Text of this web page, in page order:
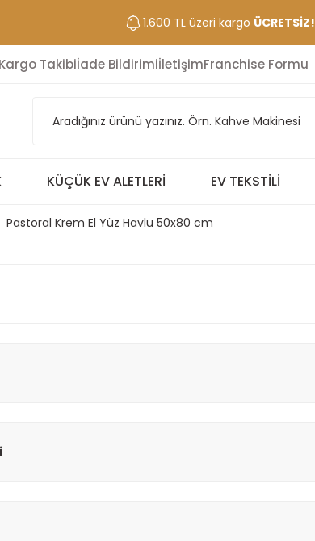
1.600 TL üzeri kargo ÜCRETSİZ!
Kargo Takibiİade BildirimiİletişimFranchise Formu
KÜÇÜK EV ALETLERI EV TEKSTILI
Pastoral Krem El Yüz Havlu 50x80 cm